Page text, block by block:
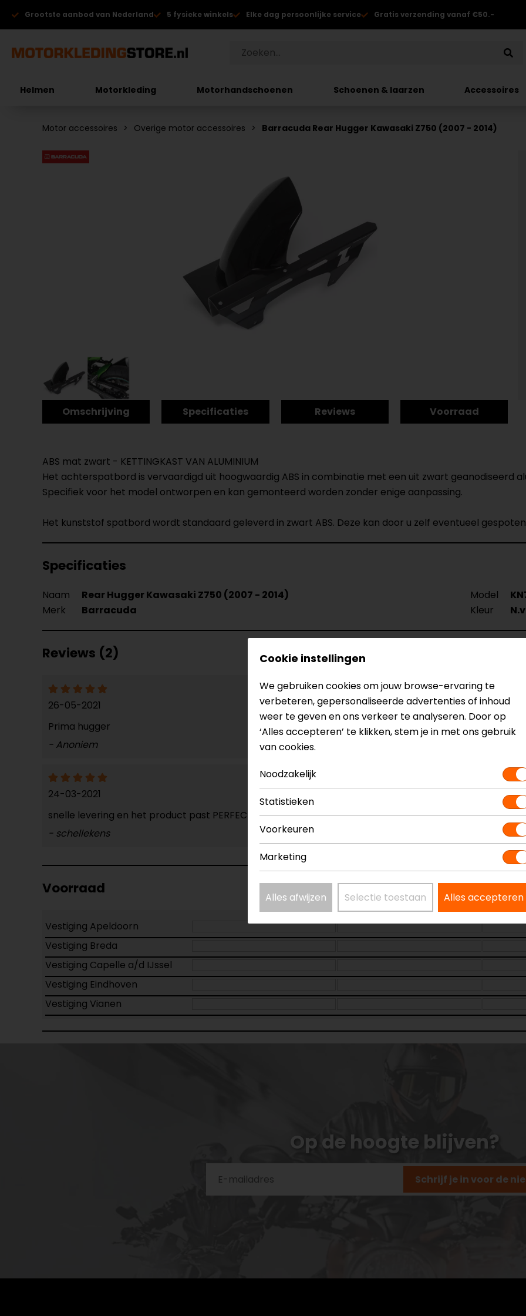
Grootste aanbod van Nederland 5 fysieke winkels Elke dag persoonlijke service Gratis verzending vanaf €50.-
Helmen Motorkleding Motorhandschoenen Schoenen & laarzen Accessoires
Motor accessoires Overige motor accessoires Barracuda Rear Hugger Kawasaki Z750 (2007 - 2014)
Omschrijving Specificaties Reviews Voorraad
ABS mat zwart - KETTINGKAST VAN ALUMINIUM
Het achterspatbord is vervaardigd uit hoogwaardig ABS in combinatie met een uit zwart geanodiseerd
Specifiek voor het model ontworpen en kan gemonteerd worden zonder enige aanpassing.
Het kunststof spatbord wordt standaard geleverd in zwart ABS. Deze kan door u zelf eventueel
Specificaties
Naam Rear Hugger Kawasaki Z750 (2007 - 2014) Model
Merk
Barracuda Kleur
Reviews (2)
26-05-2021
Prima hugger
- Anoniem
24-03-2021
snelle levering en het product past PERFECT! niks op aan te merken en zou het ook zeker aan andere
- schellekens
Voorraad
Vestiging Apeldoorn
Vestiging Breda
Vestiging Capelle a/d IJssel
Vestiging Eindhoven
Vestiging Vianen
Op de hoogte blijven?
Schrijf je in voor de
Cookie instellingen
We gebruiken cookies om jouw browse-ervaring te
verbeteren, gepersonaliseerde advertenties of inhoud
weer te geven en ons verkeer te analyseren. Door op
‘Alles accepteren’ te klikken, stem je in met ons gebruik
van cookies.
Noodzakelijk
Statistieken
Voorkeuren
Marketing
Alles afwijzen Selectie toestaan Alles accepteren